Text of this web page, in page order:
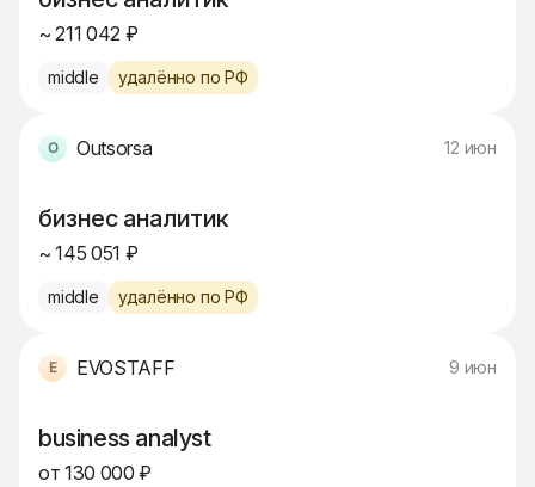
~ 211 042 ₽
middle удалённо по РФ
Outsorsa 12 июн
бизнес аналитик
~ 145 051 ₽
middle удалённо по РФ
EVOSTAFF 9 июн
business analyst
от 130 000 ₽